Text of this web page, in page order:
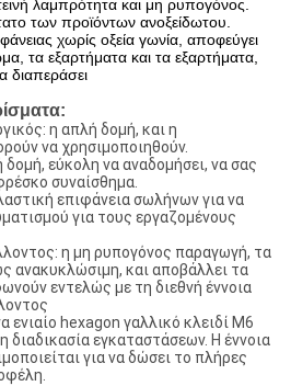
λαμπρότητα και μη ρυπογόνος.
των προϊόντων ανοξείδωτου.
χωρίς οξεία γωνία, αποφεύγει
τα εξαρτήματα και τα εξαρτήματα,
διαπεράσει
η απλή δομή, και η
να χρησιμοποιηθούν.
εύκολη να αναδομήσει, να σας
συναίσθημα.
επιφάνεια σωλήνων για να
για τους εργαζομένους
η μη ρυπογόνος παραγωγή, τα
ανακυκλώσιμη, και αποβάλλει τα
εντελώς με τη διεθνή έννοια
hexagon γαλλικό κλειδί M6
διαδικασία εγκαταστάσεων. Η έννοια
για να δώσει το πλήρες